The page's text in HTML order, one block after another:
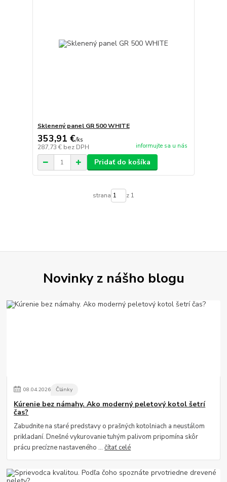
Sklenený panel GR 500 WHITE
353,91 €/ks
287,73 € bez DPH informujte sa u nás
Pridať do košíka
strana z 1
Novinky z nášho blogu
08.04.2026 Články
Kúrenie bez námahy. Ako moderný peletový kotol šetrí
čas?
Zabudnite na staré predstavy o prašných kotolniach a neustálom
prikladaní. Dnešné vykurovanie tuhým palivom pripomína skôr
prácu precízne nastaveného ...čítať celé